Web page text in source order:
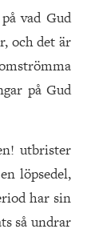
vad Gud
och det är
på Gud
utbrister
löpsedel,
har sin
så undrar